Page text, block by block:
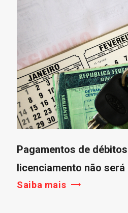
Pagamentos de
licenciamento não
Saiba mais